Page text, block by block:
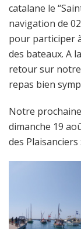
catalane le
navigation de
pour participer
des bateaux. A
retour sur
repas bien
Notre
dimanche 19
des Plaisanciers